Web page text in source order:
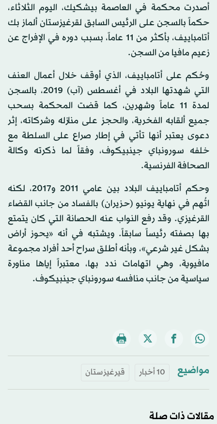
أصدرت محكمة في العاصمة بيشكيك، اليوم الثلاثاء،
حكماً بالسجن على الرئيس السابق لقرغيزستان ألماز بك
أتامباييف، بأكثر من 11 عاماً، بسبب دوره في الإفراج عن
زعيم مافيا من السجن.
وحُكم على أتامباييف، الذي أوقف خلال أعمال العنف
التي شهدتها البلاد في أغسطس (آب) 2019، بالسجن
لمدة 11 عاماً وشهرين، كما قضت المحكمة بسحب
جميع ألقابه الفخرية، والحجز على منازله وشركاته، إثر
دعوى يعتبر أنها تأتي في إطار صراع على السلطة مع
خلفه سورونباي جينبيكوف، وفقاً لما ذكرته وكالة
الصحافة الفرنسية.
وحكم أتامباييف البلاد بين عامي 2011 و2017، لكنه
اتُهم في نهاية يونيو (حزيران) بالفساد من جانب القضاء
القرغيزي. وقد رفع النواب عنه الحصانة التي كان يتمتع
بها بصفته رئيساً سابقاً. ويشتبه في أنه «يحوز أراض
بشكل غير شرعي»، وبأنه أطلق سراح أحد أفراد مجموعة
مافيوية، وهي اتهامات ندد بها، معتبراً إياها مناورة
سياسية من جانب منافسه سورونباي جينبيكوف.
مواضيع 10 أخبار قيرغيزستان
مقالات ذات صلة